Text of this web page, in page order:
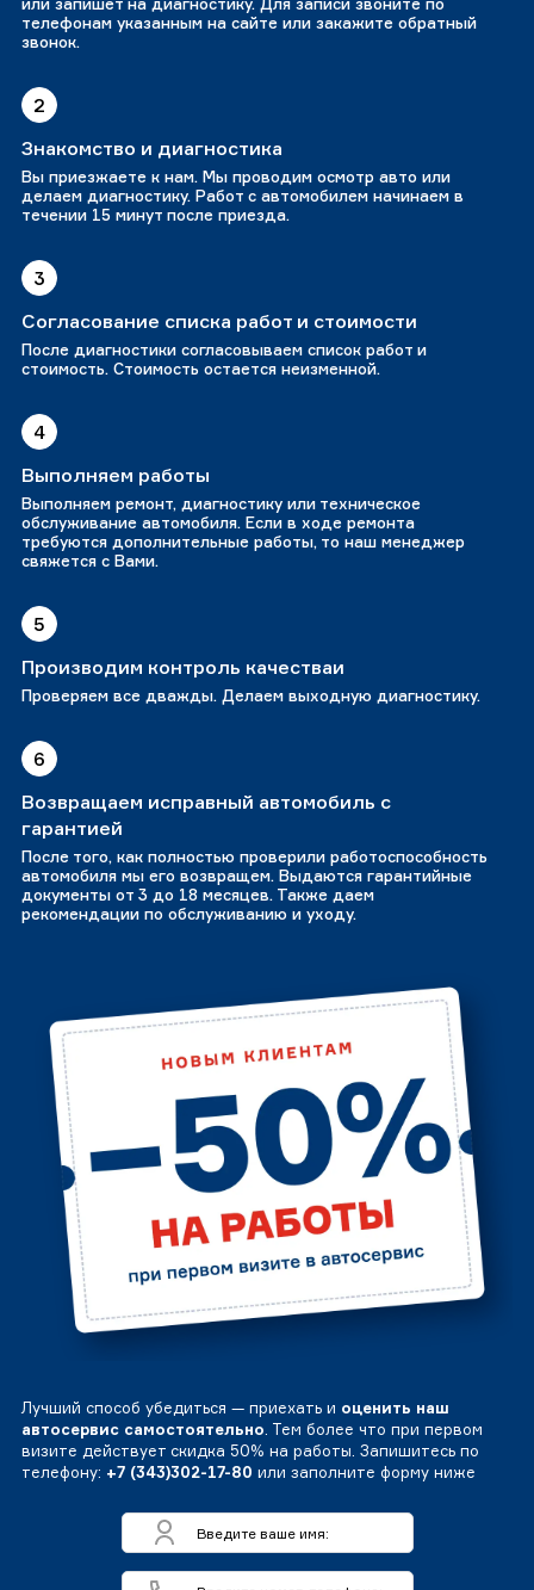
или запишет на диагностику. Для записи звоните по
телефонам указанным на сайте или закажите обратный
звонок.
2
Знакомство и диагностика
Вы приезжаете к нам. Мы проводим осмотр авто или
делаем диагностику. Работ с автомобилем начинаем в
течении 15 минут после приезда.
3
Согласование списка работ и стоимости
После диагностики согласовываем список работ и
стоимость. Стоимость остается неизменной.
4
Выполняем работы
Выполняем ремонт, диагностику или техническое
обслуживание автомобиля. Если в ходе ремонта
требуются дополнительные работы, то наш менеджер
свяжется с Вами.
5
Производим контроль качестваи
Проверяем все дважды. Делаем выходную диагностику.
6
Возвращаем исправный автомобиль с
гарантией
После того, как полностью проверили работоспособность
автомобиля мы его возвращем. Выдаются гарантийные
документы от 3 до 18 месяцев. Также даем
рекомендации по обслуживанию и уходу.
Лучший способ убедиться — приехать и оценить наш
автосервис самостоятельно. Тем более что при первом
визите действует скидка 50% на работы. Запишитесь по
телефону: +7 (343)302-17-80 или заполните форму ниже